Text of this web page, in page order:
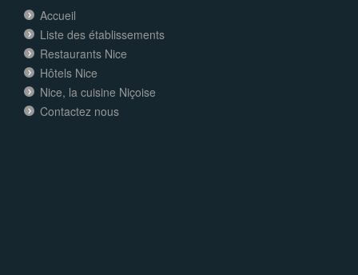
Accueil
Liste des établissements
Restaurants Nice
Hôtels Nice
Nice, la cuisine Niçoise
Contactez nous